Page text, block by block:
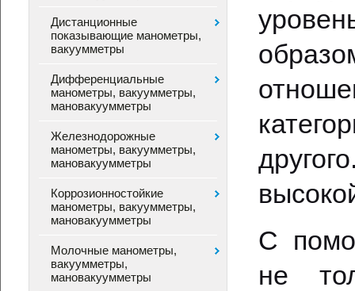
Дистанционные
показывающие манометры,
вакуумметры
Дифференциальные
манометры, вакуумметры,
мановакуумметры
Железнодорожные
манометры, вакуумметры,
мановакуумметры
Коррозионностойкие
манометры, вакуумметры,
мановакуумметры
Молочные манометры,
вакуумметры,
мановакуумметры
С
не